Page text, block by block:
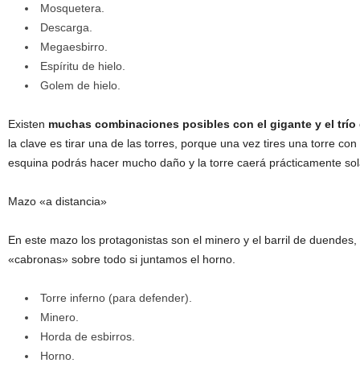
Mosquetera.
Descarga.
Megaesbirro.
Espíritu de hielo.
Golem de hielo.
Existen muchas combinaciones posibles con el gigante y el trío
la clave es tirar una de las torres, porque una vez tires una torre
esquina podrás hacer mucho daño y la torre caerá prácticamente
Mazo «a distancia»
En este mazo los protagonistas son el minero y el barril de
«cabronas» sobre todo si juntamos el horno.
Torre inferno (para defender).
Minero.
Horda de esbirros.
Horno.